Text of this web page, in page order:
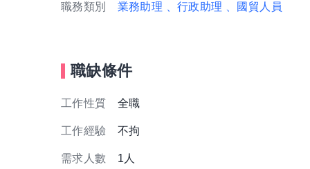
職務類別 業務助理 、行政助理 、國貿人員
職缺條件
工作性質 全職
工作經驗 不拘
需求人數 1人